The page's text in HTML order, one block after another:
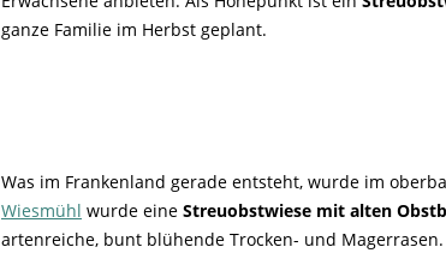
ganze Familie im Herbst geplant.
Was im Frankenland gerade entsteht, wurde im
Wiesmühl wurde eine Streuobstwiese mit alten
artenreiche, bunt blühende Trocken- und